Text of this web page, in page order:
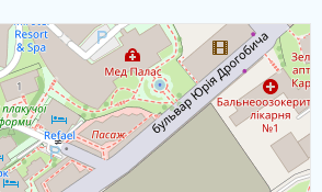
Загрузка Карты